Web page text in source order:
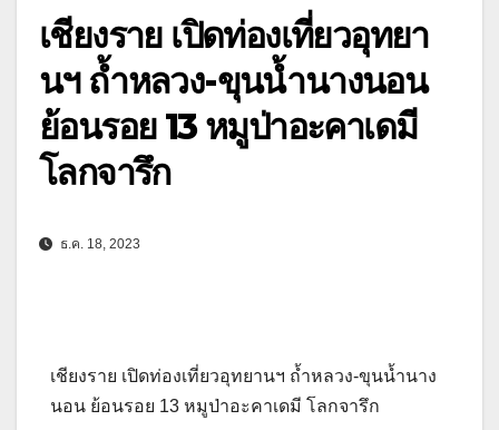
เชียงราย เปิดท่องเที่ยวอุทยา
นฯ ถ้ำหลวง-ขุนน้ำนางนอน
ย้อนรอย 13 หมูป่าอะคาเดมี
โลกจารึก
ธ.ค. 18, 2023
เชียงราย เปิดท่องเที่ยวอุทยานฯ ถ้ำหลวง-ขุนน้ำนาง
นอน ย้อนรอย 13 หมูป่าอะคาเดมี โลกจารึก